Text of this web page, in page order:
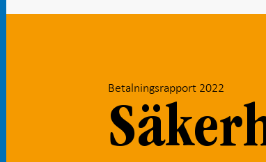
Betalningsrapport 2022